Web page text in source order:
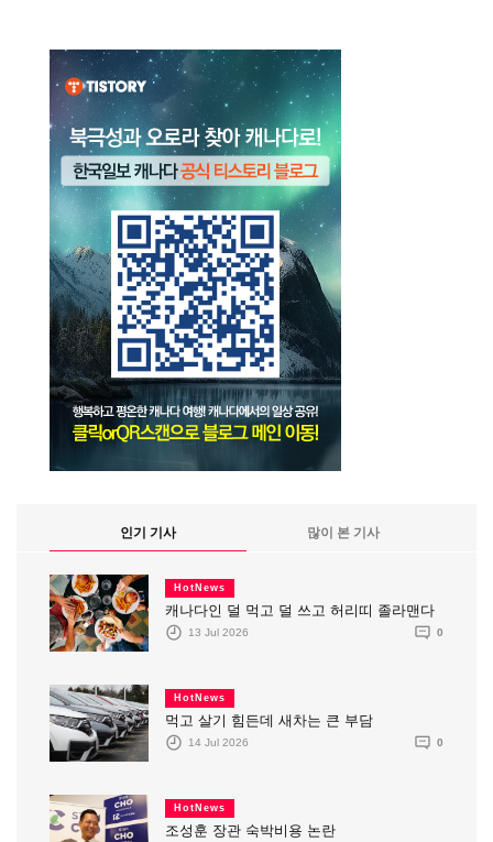
인기 기사 많이 본 기사
HotNews
캐나다인 덜 먹고 덜 쓰고 허리띠 졸라맨다
13 Jul 2026 0
HotNews
먹고 살기 힘든데 새차는 큰 부담
14 Jul 2026 0
HotNews
조성훈 장관 숙박비용 논란